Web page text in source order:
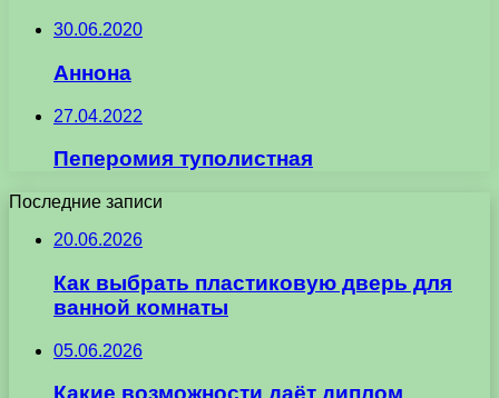
30.06.2020
Аннона
27.04.2022
Пеперомия туполистная
Последние записи
20.06.2026
Как выбрать пластиковую дверь для
ванной комнаты
05.06.2026
Какие возможности даёт диплом